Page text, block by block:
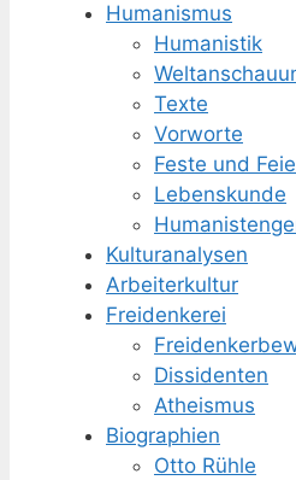
Humanismus
Humanistik
Texte
Vorworte
Feste und
Lebenskunde
Kulturanalysen
Arbeiterkultur
Freidenkerei
Dissidenten
Atheismus
Biographien
Otto Rühle